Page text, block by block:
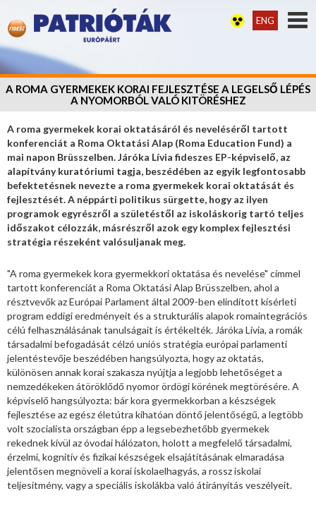
ENG
A ROMA GYERMEKEK KORAI FEJLESZTÉSE A LEGELSŐ LÉPÉS
A NYOMORBÓL VALÓ KITÖRÉSHEZ
A roma gyermekek korai oktatásáról és neveléséről tartott
konferenciát a Roma Oktatási Alap (Roma Education Fund) a
mai napon Brüsszelben. Járóka Lívia fideszes EP-képviselő, az
alapítvány kuratóriumi tagja, beszédében az egyik legfontosabb
befektetésnek nevezte a roma gyermekek korai oktatását és
fejlesztését. A néppárti politikus sürgette, hogy az ilyen
programok egyrészről a születéstől az iskoláskorig tartó teljes
időszakot célozzák, másrészről azok egy komplex fejlesztési
stratégia részeként valósuljanak meg.
"A roma gyermekek kora gyermekkori oktatása és nevelése" címmel
tartott konferenciát a Roma Oktatási Alap Brüsszelben, ahol a
résztvevők az Európai Parlament által 2009-ben elindított kísérleti
program eddigi eredményeit és a strukturális alapok romaintegrációs
célú felhasználásának tanulságait is értékelték. Járóka Lívia, a romák
társadalmi befogadását célzó uniós stratégia európai parlamenti
jelentéstevője beszédében hangsúlyozta, hogy az oktatás,
különösen annak korai szakasza nyújtja a legjobb lehetőséget a
nemzedékeken átöröklődő nyomor ördögi körének megtörésére. A
képviselő hangsúlyozta: bár kora gyermekkorban a készségek
fejlesztése az egész életútra kihatóan döntő jelentőségű, a legtöbb
volt szocialista országban épp a legsebezhetőbb gyermekek
rekednek kívül az óvodai hálózaton, holott a megfelelő társadalmi,
érzelmi, kognitív és fizikai készségek elsajátításának elmaradása
jelentősen megnöveli a korai iskolaelhagyás, a rossz iskolai
teljesítmény, vagy a speciális iskolákba való átirányítás veszélyeit.